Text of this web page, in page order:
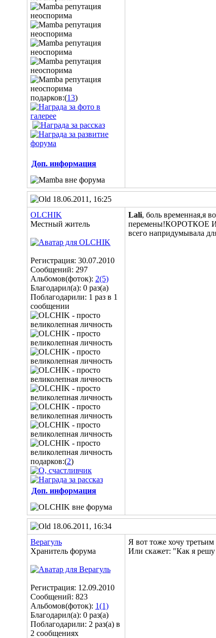
подарков:(13)
Доп. информация
18.06.2011, 16:25
OLCHIK
Местный житель
Регистрация: 30.07.2010
Сообщений: 297
Альбомов(фоток): 2(5)
Благодарил(а): 0 раз(а)
Поблагодарили: 1 раз в 1
сообщении
подарков:(2)
Доп. информация
Lali, боль временная,я
перемены!КОРОТКОЕ И
всего напридумывала
18.06.2011, 16:34
Верагуль
Хранитель форума
Регистрация: 12.09.2010
Сообщений: 823
Альбомов(фоток): 1(1)
Благодарил(а): 0 раз(а)
Поблагодарили: 2 раз(а) в
2 сообщениях
Я вот тоже хочу
Или скажет: "Как я решу